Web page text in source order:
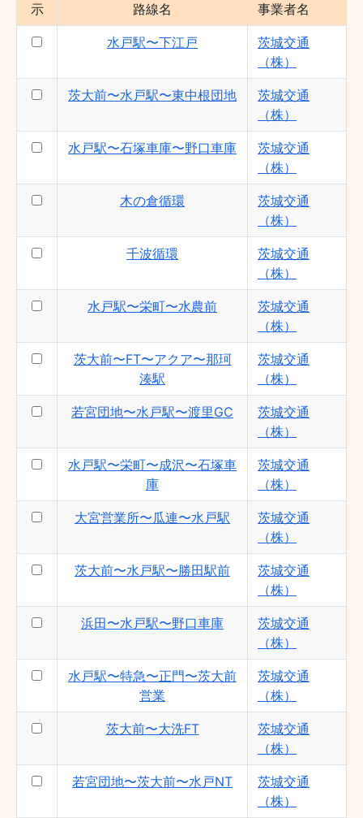
（株）
茨大前〜大洗〜FT〜那珂湊駅 - 茨城交通
（株）
茨大前〜FT〜アクア〜那珂湊駅 - 茨城交通
（株）
大宮〜那珂西部工業団地〜水戸駅 - 茨城交
通（株）
水戸駅〜栄町〜飯富〜石塚車庫 - 茨城交通
水戸駅〜特急〜正門〜茨大前営業 - 茨城交
水戸駅〜栄町〜成沢〜石塚車庫 - 茨城交通
（株）
渡里GC〜栄町〜水戸駅 - 茨城交通（株）
茨大前〜水戸駅〜東中根団地 - 茨城交通
茨大前〜東海工場前〜勝田営業所 - 茨城交
通（株）
茨大前〜水戸駅〜勝田駅前 - 茨城交通
（株）
若宮団地〜水戸駅〜渡里GC - 茨城交通
浜田営業所〜水戸駅〜御前山車庫 - 茨城交
通（株）
水戸駅〜石塚車庫〜野口車庫 - 茨城交通
（株）
茨大前〜水戸駅〜アクアワールド - 茨城交
通（株）
茨大前〜大洗FT - 茨城交通（株）
茨大前〜水戸駅〜勝田営業所 - 茨城交通
（株）
水戸駅〜茨大前〜水戸NT - 茨城交通
（株）
木の倉循環 - 茨城交通（株）
水戸駅〜常北高校 - 茨城交通（株）
水戸駅〜五中入口〜赤塚駅 - 茨城交通
（株）
茨大前営業所〜国道〜東海駅 - 茨城交通
示
路線名 事業者名
水戸駅〜下江戸
茨城交通
（株）
茨大前〜水戸駅〜東中根団地
茨城交通
（株）
水戸駅〜石塚車庫〜野口車庫
茨城交通
（株）
木の倉循環
茨城交通
（株）
千波循環
茨城交通
（株）
水戸駅〜栄町〜水農前
茨城交通
（株）
茨大前〜FT〜アクア〜那珂
湊駅
茨城交通
（株）
若宮団地〜水戸駅〜渡里GC
茨城交通
（株）
水戸駅〜栄町〜成沢〜石塚車
庫
茨城交通
（株）
大宮営業所〜瓜連〜水戸駅
茨城交通
（株）
茨大前〜水戸駅〜勝田駅前
茨城交通
（株）
浜田〜水戸駅〜野口車庫
茨城交通
（株）
水戸駅〜特急〜正門〜茨大前
営業
茨城交通
（株）
茨大前〜大洗FT
茨城交通
（株）
若宮団地〜茨大前〜水戸NT
茨城交通
（株）